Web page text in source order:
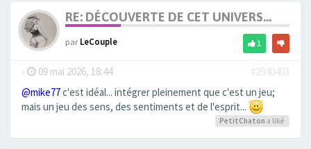
RE: DÉCOUVERTE DE CET UNIVERS...
parLeCouple 1
- 09 mai 2026, 18:44
#2940403
@mike77c'est idéal... intégrer pleinement que c'est un jeu;
mais un jeu des sens, des sentiments et de l'esprit...
PetitChaton a liké